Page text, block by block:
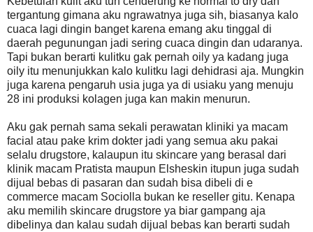
tergantung gimana aku ngrawatnya juga sih, biasanya kalo
cuaca lagi dingin banget karena emang aku tinggal di
daerah pegunungan jadi sering cuaca dingin dan udaranya.
Tapi bukan berarti kulitku gak pernah oily ya kadang juga
oily itu menunjukkan kalo kulitku lagi dehidrasi aja. Mungkin
juga karena pengaruh usia juga ya di usiaku yang menuju
28 ini produksi kolagen juga kan makin menurun.
Aku gak pernah sama sekali perawatan kliniki ya macam
facial atau pake krim dokter jadi yang semua aku pakai
selalu drugstore, kalaupun itu skincare yang berasal dari
klinik macam Pratista maupun Elsheskin itupun juga sudah
dijual bebas di pasaran dan sudah bisa dibeli di e
commerce macam Sociolla bukan ke reseller gitu. Kenapa
aku memilih skincare drugstore ya biar gampang aja
dibelinya dan kalau sudah dijual bebas kan berarti sudah